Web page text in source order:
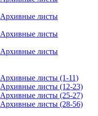
Архивные листы
Архивные листы
Архивные листы
Архивные листы (1-11)
Архивные листы (12-23)
Архивные листы (25-27)
Архивные листы (28-56)